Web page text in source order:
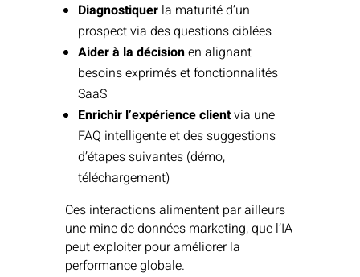
Diagnostiquerla maturité d’un
prospect via des questions ciblées
Aider à la décisionen alignant
besoins exprimés et fonctionnalités
SaaS
Enrichir l’expérience clientvia une
FAQ intelligente et des suggestions
d’étapes suivantes (démo,
téléchargement)
Ces interactions alimentent par ailleurs
une mine de données marketing, que l’IA
peut exploiter pour améliorer la
performance globale.